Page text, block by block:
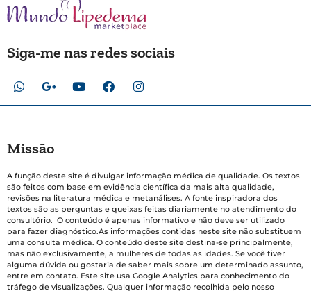
Siga-me nas redes sociais
Missão
A função deste site é divulgar informação médica de qualidade. Os textos
são feitos com base em evidência científica da mais alta qualidade,
revisões na literatura médica e metanálises. A fonte inspiradora dos
textos são as perguntas e queixas feitas diariamente no atendimento do
consultório. O conteúdo é apenas informativo e não deve ser utilizado
para fazer diagnóstico.As informações contidas neste site não substituem
uma consulta médica. O conteúdo deste site destina-se principalmente,
mas não exclusivamente, a mulheres de todas as idades. Se você tiver
alguma dúvida ou gostaria de saber mais sobre um determinado assunto,
entre em contato. Este site usa Google Analytics para conhecimento do
tráfego de visualizações. Qualquer informação recolhida pelo nosso